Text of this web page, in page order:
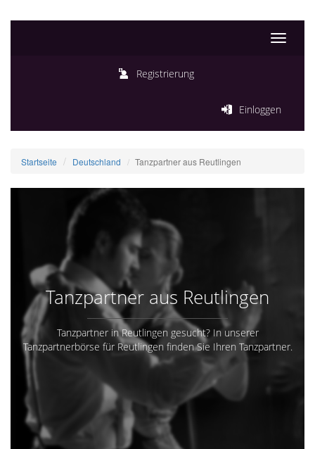
Toggle
Registrierung
Einloggen
Startseite Deutschland Tanzpartner aus Reutlingen
Tanzpartner aus Reutlingen
Tanzpartner in Reutlingen gesucht? In unserer
Tanzpartnerbörse für Reutlingen finden Sie Ihren Tanzpartner.